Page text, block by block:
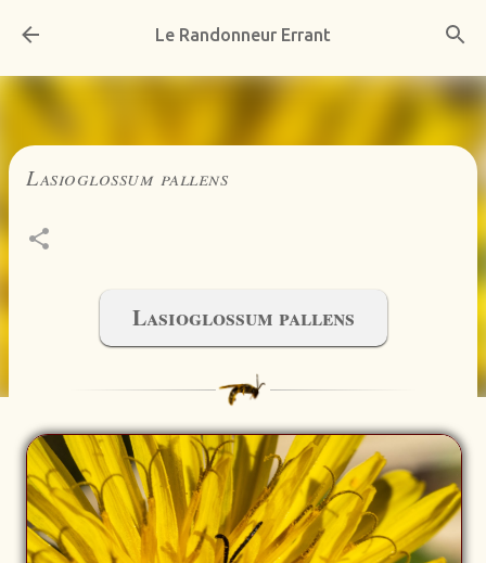
Accéder au contenu principal
Le Randonneur Errant
Lasioglossum pallens
Lasioglossum pallens